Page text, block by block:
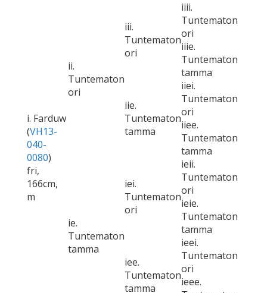
i. Farduw
(VH13-
040-
0080)
fri,
166cm,
m
ii.
Tuntematon
ori
iii.
Tuntematon
ori
iiii.
Tuntematon
ori
iiie.
Tuntematon
tamma
iie.
Tuntematon
tamma
iiei.
Tuntematon
ori
iiee.
Tuntematon
tamma
ie.
Tuntematon
tamma
iei.
Tuntematon
ori
ieii.
Tuntematon
ori
ieie.
Tuntematon
tamma
iee.
Tuntematon
tamma
ieei.
Tuntematon
ori
ieee.